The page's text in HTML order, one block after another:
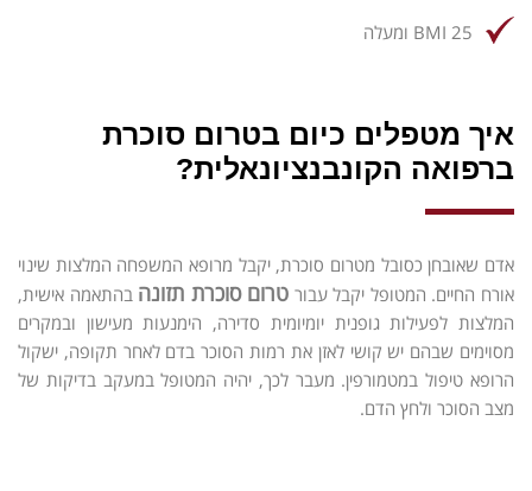
BMI 25 ומעלה
איך מטפלים כיום בטרום סוכרת
ברפואה הקונבנציונאלית?
אדם שאובחן כסובל מטרום סוכרת, יקבל מרופא המשפחה המלצות שינוי
אורח החיים. המטופל יקבל עבור טרום סוכרת תזונה בהתאמה אישית,
המלצות לפעילות גופנית יומיומית סדירה, הימנעות מעישון ובמקרים
מסוימים שבהם יש קושי לאזן את רמות הסוכר בדם לאחר תקופה, ישקול
הרופא טיפול במטמורפין. מעבר לכך, יהיה המטופל במעקב בדיקות של
מצב הסוכר ולחץ הדם.